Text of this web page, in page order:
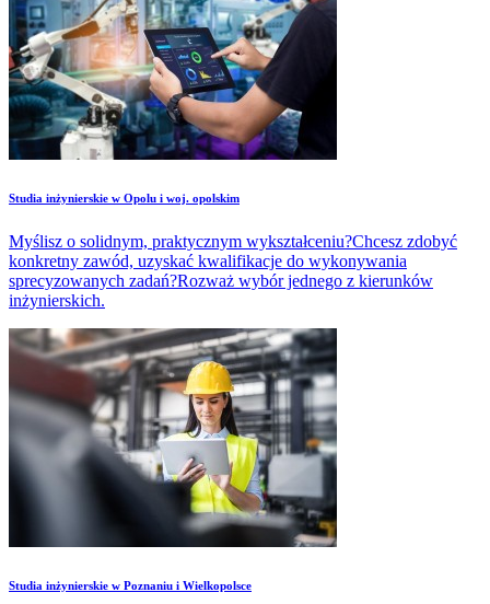
Studia inżynierskie w Opolu i woj. opolskim
Myślisz o solidnym, praktycznym wykształceniu?Chcesz zdobyć
konkretny zawód, uzyskać kwalifikacje do wykonywania
sprecyzowanych zadań?Rozważ wybór jednego z kierunków
inżynierskich.
Studia inżynierskie w Poznaniu i Wielkopolsce